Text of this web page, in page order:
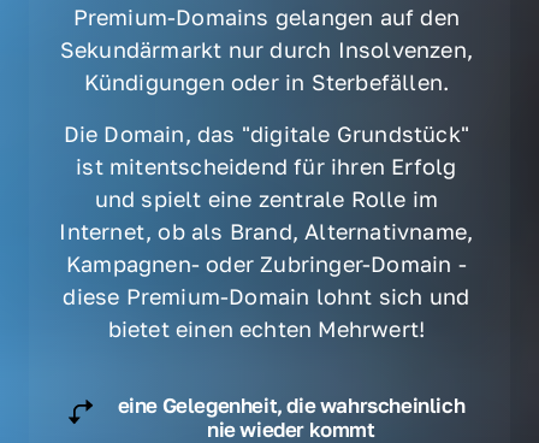
Premium-Domains gelangen auf den
Sekundärmarkt nur durch Insolvenzen,
Kündigungen oder in Sterbefällen.
Die Domain, das "digitale Grundstück"
ist mitentscheidend für ihren Erfolg
und spielt eine zentrale Rolle im
Internet, ob als Brand, Alternativname,
Kampagnen- oder Zubringer-Domain -
diese Premium-Domain lohnt sich und
bietet einen echten Mehrwert!
eine Gelegenheit, die wahrscheinlich
nie wieder kommt